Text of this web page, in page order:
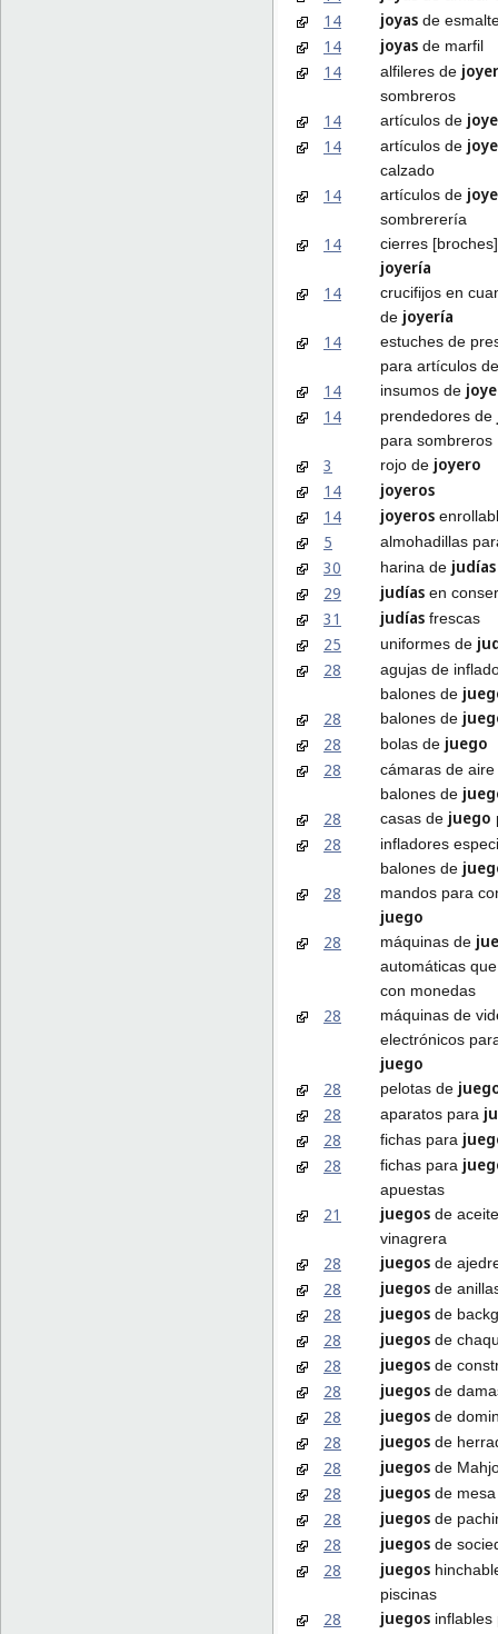
14 joyas de
14 joyas de marfil
14 alfileres de
sombreros
14 artículos de
14
artículos de
calzado
14 artículos de
sombrerería
14 cierres
joyería
14
crucifijos en
de joyería
14
estuches de
para artículos
14 insumos de
14
prendedores de
para sombreros
3 rojo de joyero
14
joyeros
14
joyeros
5 almohadillas
30 harina de judías
29
judías en
31 judías frescas
25 uniformes de
28
agujas de
balones de
28
balones de
28
bolas de juego
28
cámaras de
balones de
28
casas de juego
28
infladores
balones de
28
mandos para
juego
28
máquinas de
automáticas
con monedas
28
máquinas de
electrónicos
juego
28
pelotas de
28
aparatos para
28
fichas para
28
fichas para
apuestas
21 juegos de
vinagrera
28 juegos de
28 juegos de
28 juegos de
28 juegos de
28 juegos de
28 juegos de
28 juegos de
28 juegos de
28 juegos de
28 juegos de mesa
28 juegos de
28 juegos de
28 juegos
piscinas
28 juegos inflables